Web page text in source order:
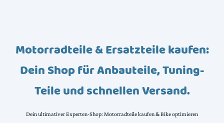
Motorradteile & Ersatzteile kaufen:
Dein Shop für Anbauteile, Tuning-
Teile und schnellen Versand.
Dein ultimativer Experten-Shop: Motorradteile kaufen & Bike optimieren